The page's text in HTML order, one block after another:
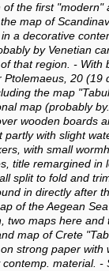
the first "modern"
map of
a decorative
by Venetian
that region. - With
20 (19
the map
map (probably
wooden boards
with slight
with small
title remargined in
split to fold and
in directly after
of the Aegean
two maps here and
map of Crete
strong paper with
material. -